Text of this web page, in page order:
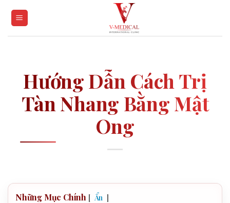
Hướng Dẫn Cách Trị
Tàn Nhang Bằng Mật
Ong
Những Mục Chính [ Ẩn ]